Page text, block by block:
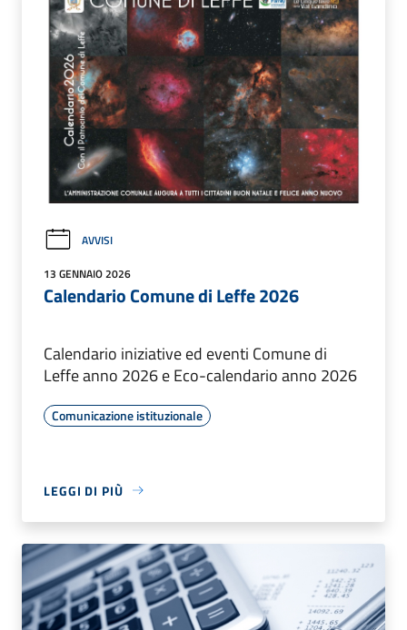
AVVISI
13 GENNAIO 2026
Calendario Comune di Leffe 2026
Calendario iniziative ed eventi Comune di
Leffe anno 2026 e Eco-calendario anno 2026
Comunicazione istituzionale
LEGGI DI PIÙ